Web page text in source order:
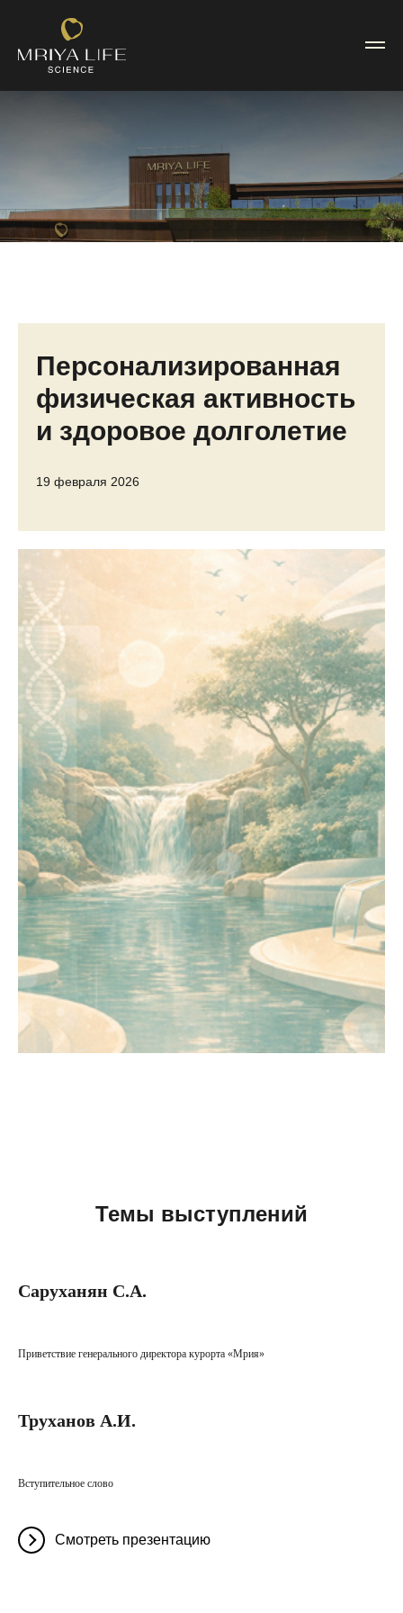
Персонализированная
физическая активность
и здоровое долголетие
19 февраля 2026
Темы выступлений
Саруханян С.А.
Приветствие генерального директора курорта «Мрия»
Труханов А.И.
Вступительное слово
Смотреть презентацию